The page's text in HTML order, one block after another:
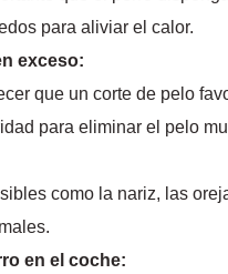
para aliviar el calor.
exceso:
que un corte de pelo
para eliminar el pelo
como la nariz, las
en el coche: